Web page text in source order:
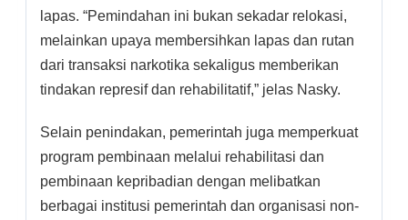
lapas. “Pemindahan ini bukan sekadar relokasi,
melainkan upaya membersihkan lapas dan rutan
dari transaksi narkotika sekaligus memberikan
tindakan represif dan rehabilitatif,” jelas Nasky.
Selain penindakan, pemerintah juga memperkuat
program pembinaan melalui rehabilitasi dan
pembinaan kepribadian dengan melibatkan
berbagai institusi pemerintah dan organisasi non-